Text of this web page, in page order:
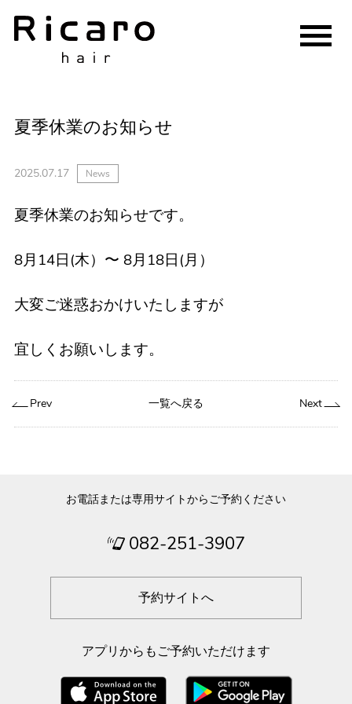
夏季休業のお知らせ
2025.07.17 News
夏季休業のお知らせです。
8月14日(木）〜 8月18日(月）
大変ご迷惑おかけいたしますが
宜しくお願いします。
Prev 一覧へ戻る Next
お電話または専用サイトからご予約ください
082-251-3907
予約サイトへ
アプリからもご予約いただけます